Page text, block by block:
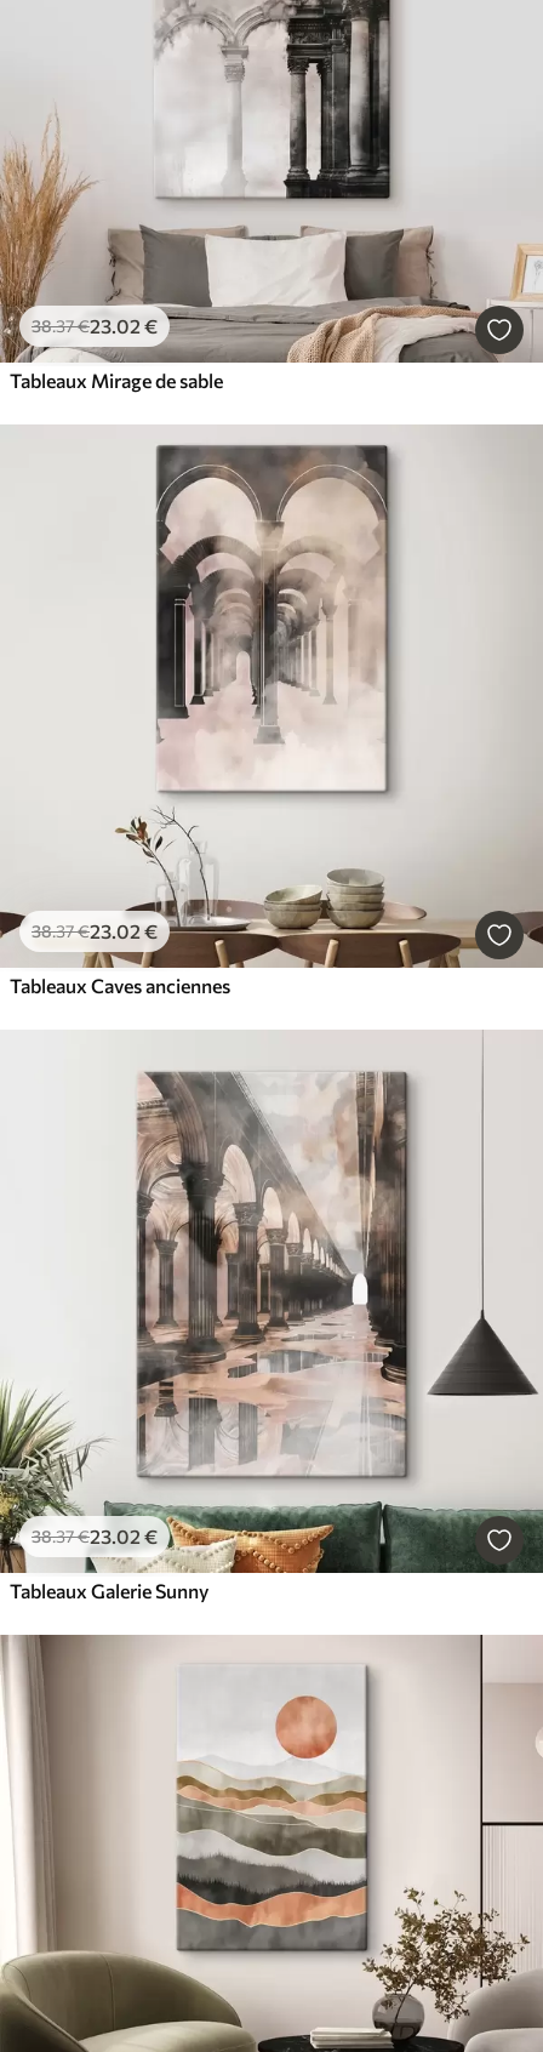
38.37€23.02 €
Tableaux Mirage de sable
38.37€23.02€
Tableaux Caves anciennes
38.37€23.02 €
Tableaux Galerie Sunny